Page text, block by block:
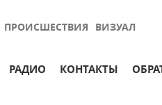
ПРОИСШЕСТВИЯ ВИЗУАЛ
РАДИО КОНТАКТЫ